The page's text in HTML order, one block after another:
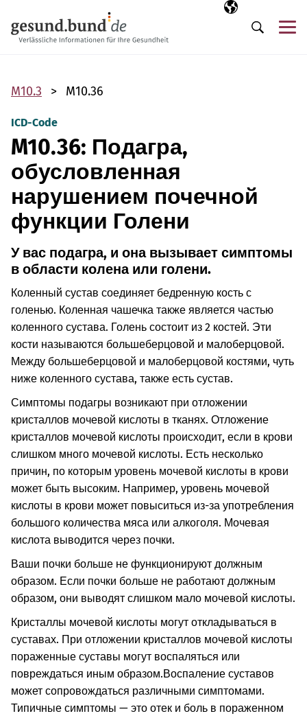
Выбранный
RU
Поиск
M10.3 M10.36
ICD-Code
M10.36: Подагра,
обусловленная
нарушением почечной
функции Голени
У вас подагра, и она вызывает симптомы
в области колена или голени.
Коленный сустав соединяет бедренную кость с
голенью. Коленная чашечка также является частью
коленного сустава. Голень состоит из 2 костей. Эти
кости называются большеберцовой и малоберцовой.
Между большеберцовой и малоберцовой костями, чуть
ниже коленного сустава, также есть сустав.
Симптомы подагры возникают при отложении
кристаллов мочевой кислоты в тканях. Отложение
кристаллов мочевой кислоты происходит, если в крови
слишком много мочевой кислоты. Есть несколько
причин, по которым уровень мочевой кислоты в крови
может быть высоким. Например, уровень мочевой
кислоты в крови может повыситься из-за употребления
большого количества мяса или алкоголя. Мочевая
кислота выводится через почки.
Ваши почки больше не функционируют должным
образом. Если почки больше не работают должным
образом, они выводят слишком мало мочевой кислоты.
Кристаллы мочевой кислоты могут откладываться в
суставах. При отложении кристаллов мочевой кислоты
пораженные суставы могут воспаляться или
повреждаться иным образом.Воспаление суставов
может сопровождаться различными симптомами.
Типичные симптомы — это отек и боль в пораженном